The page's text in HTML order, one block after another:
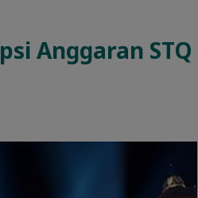
Anggaran STQ